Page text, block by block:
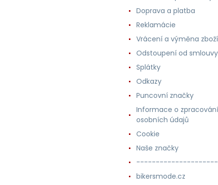
Doprava a platba
Reklamácie
Vrácení a výměna zboží
Odstoupení od smlouvy
Splátky
Odkazy
Puncovní značky
Informace o zpracování
osobních údajů
Cookie
Naše značky
bikersmode.cz